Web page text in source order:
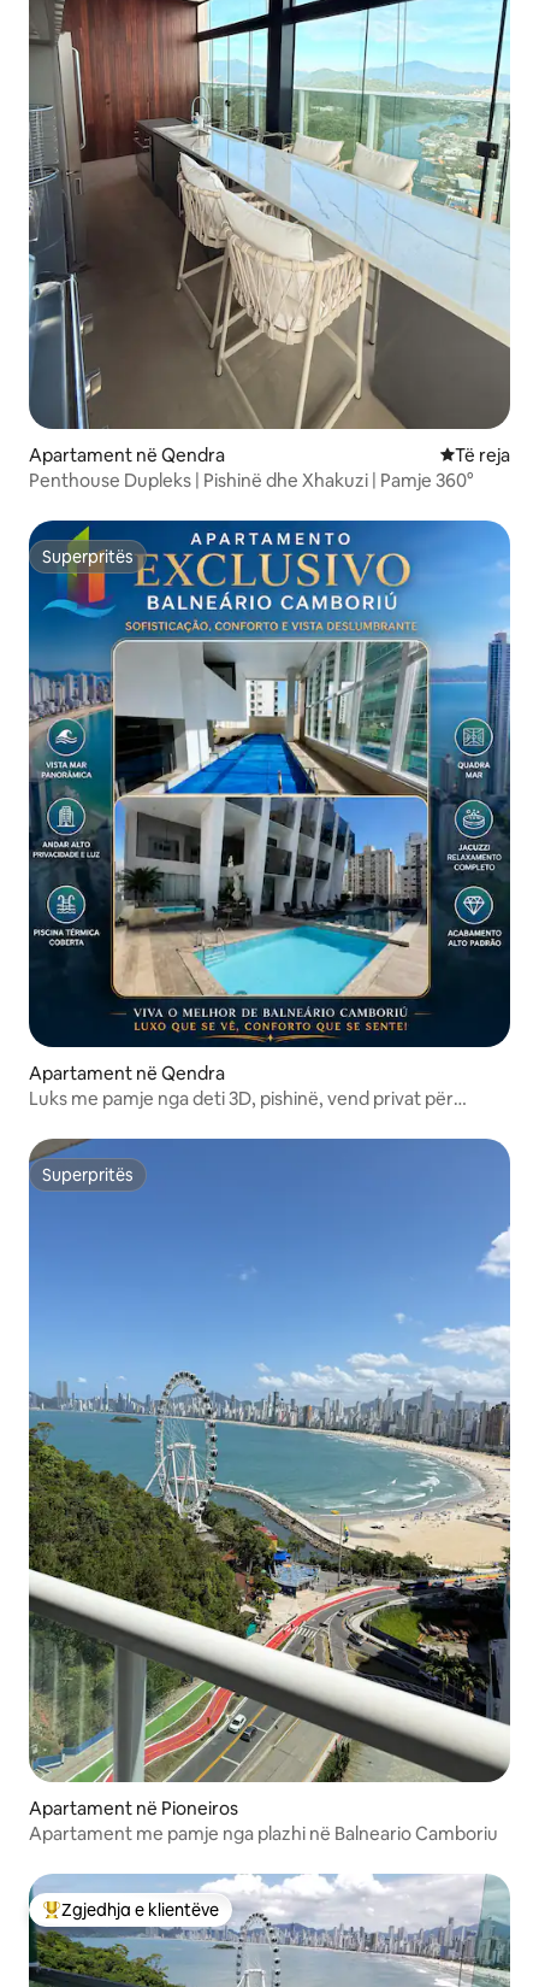
Apartament në Qendra
Të reja
Penthouse Dupleks | Pishinë dhe Xhakuzi | Pamje 360°
Superpritës
Superpritës
Apartament në Qendra
Luks me pamje nga deti 3D, pishinë, vend privat për
Superpritës
Superpritës
Apartament në Pioneiros
Apartament me pamje nga plazhi në Balneario Camboriu
Më të mirat e zgjedhjeve të klientëve
Zgjedhja e klientëve